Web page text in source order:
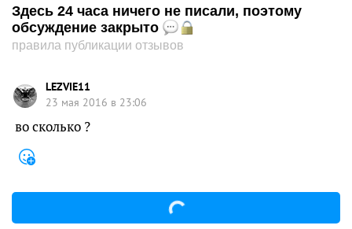
Здесь 24 часа ничего не писали, поэтому
обсуждение закрыто
правила публикации отзывов
LEZVIE11
23 мая 2016 в 23:06
во сколько ?